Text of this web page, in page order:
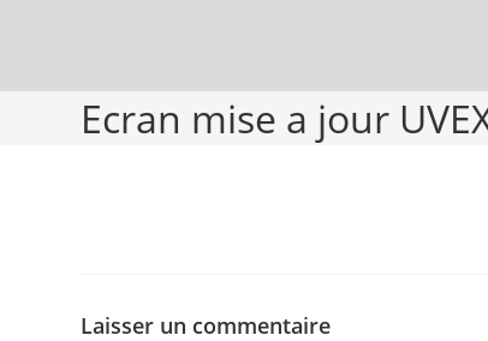
Ecran mise a jour
Laisser un commentaire